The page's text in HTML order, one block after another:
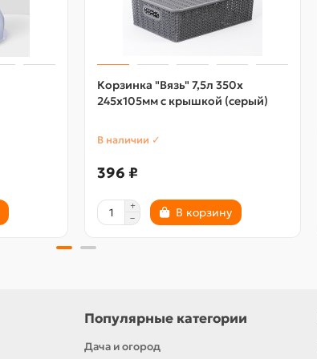
Корзинка "Вязь" 7,5л 350х
245х105мм с крышкой (серый)
В наличии ✓
396 ₽
В корзину
Популярные категории
Дача и огород